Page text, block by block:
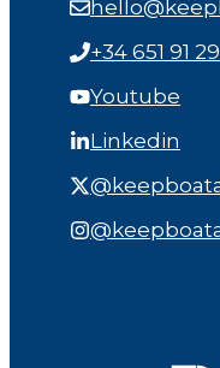
+34 651 91
Youtube
Linkedin